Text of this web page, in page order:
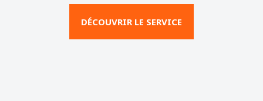
DÉCOUVRIR LE SERVICE